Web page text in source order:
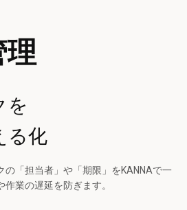
理
を
る化
の「担当者」や「期限」をKANNAで一
業の遅延を防ぎます。